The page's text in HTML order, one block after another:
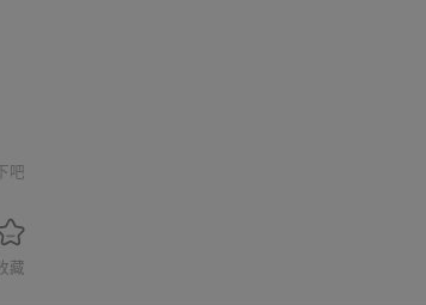
小矮桌摆放得整整齐齐，不用说，当然是跪姿
尽是一些形状奇怪的桌子和架子，聪明的嘉嘉突
，也用于体验课，如体验各种形式的吊刑就是在
间高度只能容人坐下的房间等，莎姐轻描淡写地
，莎姐解释说，那是分班之后女奴上课的专属地
吧
藏